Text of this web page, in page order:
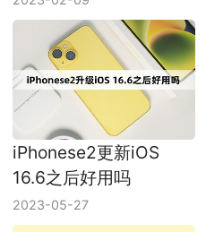
iPhonese2更新iOS
16.6之后好用吗
2023-05-27